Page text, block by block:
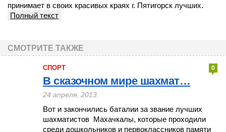
принимает в своих красивых краях г. Пятигорск лучших.
Полный текст
СМОТРИТЕ ТАКЖЕ
СПОРТ 0
В сказочном мире шахмат…
24 апреля, 2013
Вот и закончились баталии за звание лучших
шахматистов Махачкалы, которые проходили
среди дошкольников и первоклассников памяти